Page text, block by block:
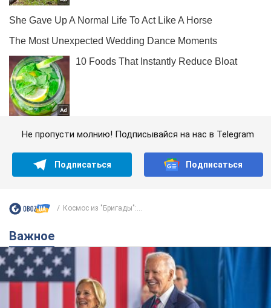
Не пропусти молнию! Подписывайся на нас в Telegram
Подписаться Подписаться
Космос из "Бригады":...
Важное